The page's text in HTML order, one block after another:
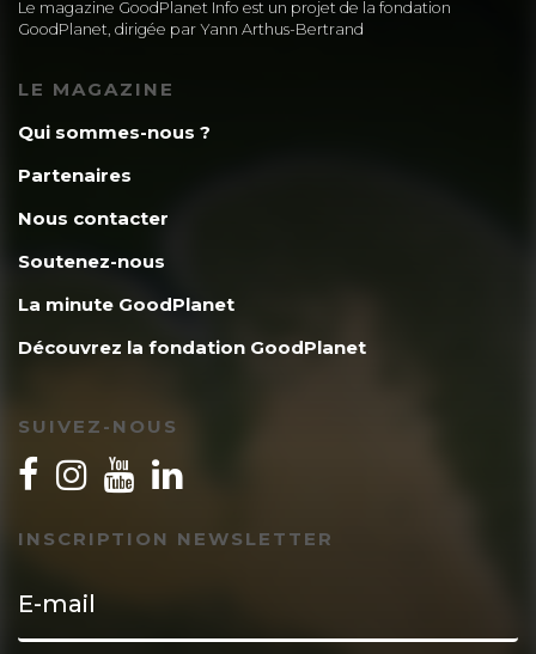
Le magazine GoodPlanet Info est un projet de la fondation
GoodPlanet, dirigée par Yann Arthus-Bertrand
LE MAGAZINE
Qui sommes-nous ?
Partenaires
Nous contacter
Soutenez-nous
La minute GoodPlanet
Découvrez la fondation GoodPlanet
SUIVEZ-NOUS
INSCRIPTION NEWSLETTER